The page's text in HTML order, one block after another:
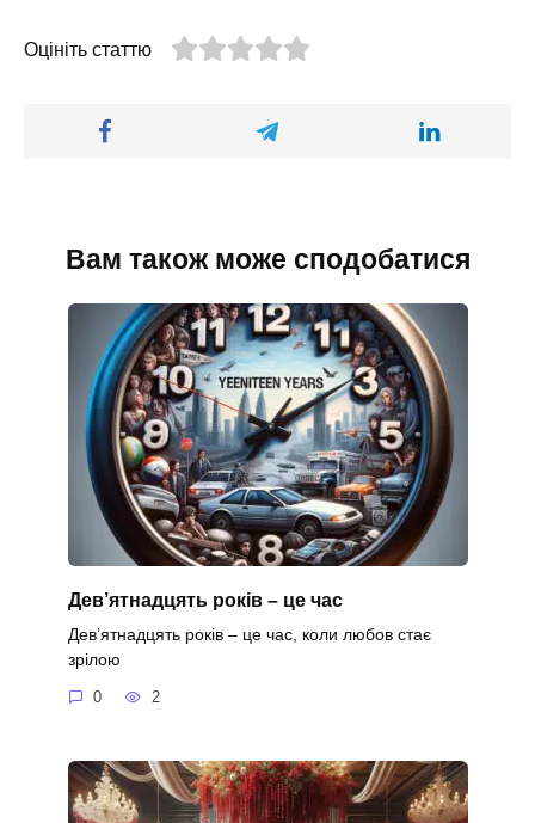
Оцініть статтю
Вам також може сподобатися
Дев’ятнадцять років – це час
Дев’ятнадцять років – це час, коли любов стає
зрілою
0 2